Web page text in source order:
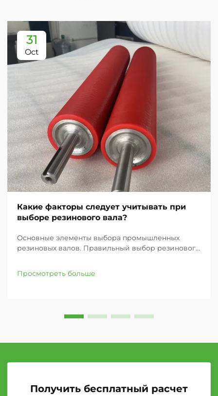
31
Oct
Какие факторы следует учитывать при
выборе резинового вала?
Основные элементы выбора промышленных
резиновых валов. Правильный выбор резинового
может значительно повлиять на эффективность
работы, качество продукции и общую
Просмотреть больше
Получить бесплатный расчет